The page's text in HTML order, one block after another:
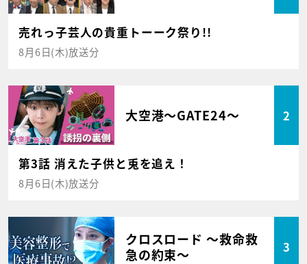
売れっ子芸人の貴重トーーク祭り!!
8月6日(木)放送分
大空港～GATE24～ 2
第3話 消えた子供と兎を追え！
8月6日(木)放送分
クロスロード ～救命救
急の約束～
3